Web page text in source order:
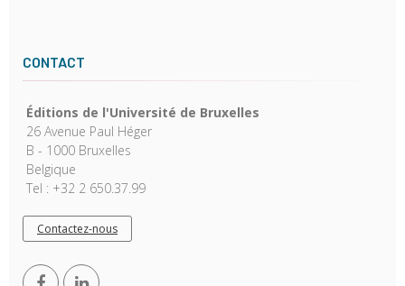
CONTACT
Éditions de l'Université de Bruxelles
26 Avenue Paul Héger
B - 1000 Bruxelles
Belgique
Tel : +32 2 650.37.99
Contactez-nous